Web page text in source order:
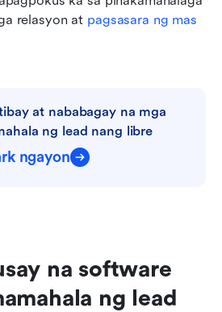
relasyon at pagsasara ng mas
at nababagay na mga
ng lead nang libre
ngayon
na software
ng lead